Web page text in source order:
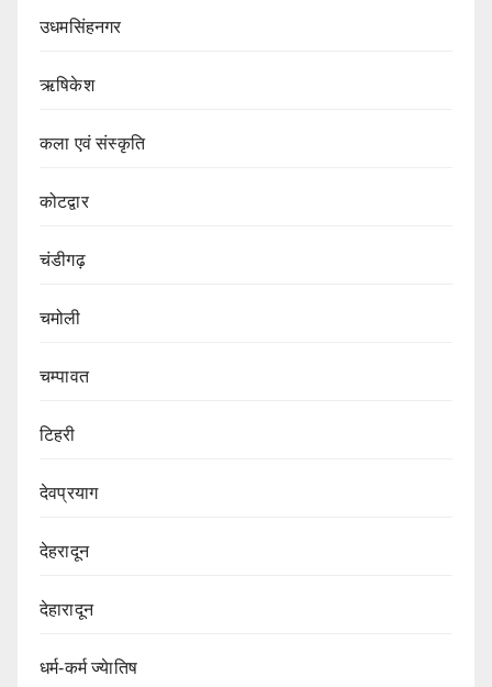
उधमसिंहनगर
ऋषिकेश
कला एवं संस्कृति
कोटद्वार
चंडीगढ़
चमोली
चम्पावत
टिहरी
देवप्रयाग
देहरादून
देहारादून
धर्म-कर्म ज्येातिष